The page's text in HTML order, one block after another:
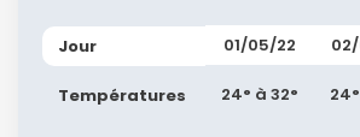
Jour
Températures
01/05/22
24° à 32°